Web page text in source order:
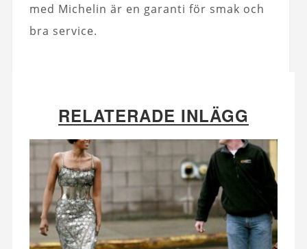
med Michelin är en garanti för smak och
bra service.
RELATERADE INLÄGG